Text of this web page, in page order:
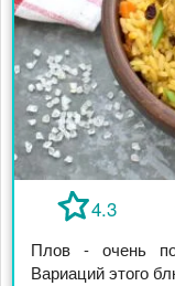
4.3
Плов - очень
Вариаций этого